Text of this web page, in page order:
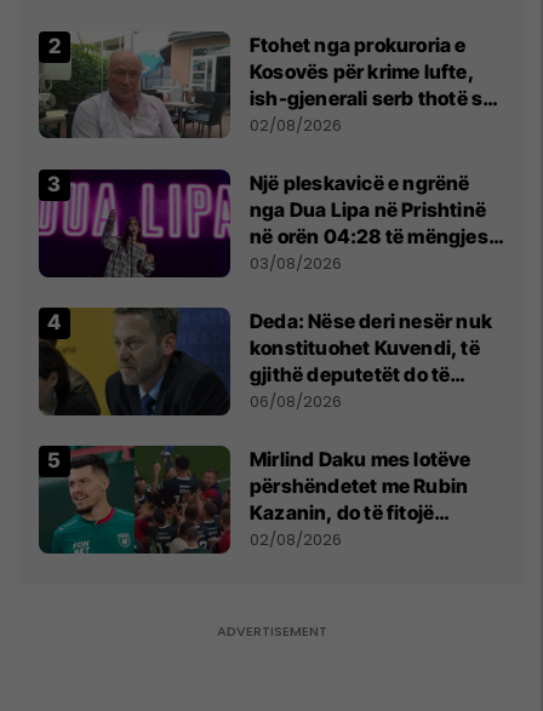
Ftohet nga prokuroria e
Kosovës për krime lufte,
ish-gjenerali serb thotë se
dikush e tradhtoi në
02/08/2026
Një pleskavicë e ngrënë
nga Dua Lipa në Prishtinë
në orën 04:28 të mëngjesit
- dhe bota digjitale serbe
03/08/2026
Deda: Nëse deri nesër nuk
konstituohet Kuvendi, të
gjithë deputetët do të
bëjnë shkelje të rëndë
06/08/2026
Mirlind Daku mes lotëve
përshëndetet me Rubin
Kazanin, do të fitojë
miliona te Spartak Moska
02/08/2026